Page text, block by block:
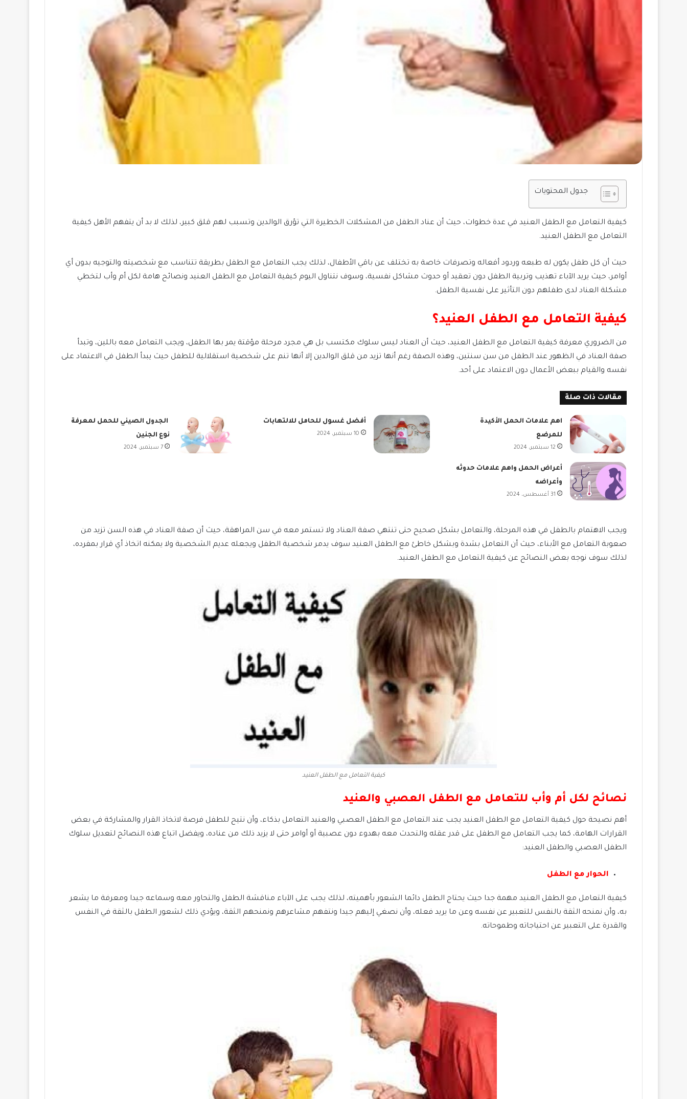
جدول المحتويات
كيفية التعامل مع الطفل العنيد في عدة خطوات، حيث أن عناد الطفل من المشكلات الخطيرة التي تؤرق الوالدين وتسبب لهم قلق كبير، لذلك لا بد أن يتفهم الأهل كيفية
التعامل مع الطفل العنيد.
حيث أن كل طفل يكون له طبعه وردود أفعاله وتصرفات خاصة به تختلف عن باقي الأطفال، لذلك يجب التعامل مع الطفل بطريقة تتناسب مع شخصيته والتوجيه بدون أي
أوامر، حيث يريد الآباء تهذيب وتربية الطفل دون تعقيد أو حدوث مشاكل نفسية، وسوف نتناول اليوم كيفية التعامل مع الطفل العنيد ونصائح هامة لكل أم وأب لتخطي
مشكلة العناد لدى طفلهم دون التأثير على نفسية الطفل.
كيفية التعامل مع الطفل العنيد؟
من الضروري معرفة كيفية التعامل مع الطفل العنيد، حيث أن العناد ليس سلوك مكتسب بل هي مجرد مرحلة مؤقتة يمر بها الطفل، ويجب التعامل معه باللين، وتبدأ
صفة العناد في الظهور عند الطفل من سن سنتين، وهذه الصفة رغم أنها تزيد من قلق الوالدين إلا أنها تنم على شخصية استقلالية للطفل حيث يبدأ الطفل في الاعتماد على
نفسه والقيام ببعض الأعمال دون الاعتماد على أحد.
مقالات ذات صلة
اهم علامات الحمل الأكيدة
للمرضع
12 سبتمبر، 2024
أفضل غسول للحامل للالتهابات
10 سبتمبر، 2024
الجدول الصيني للحمل لمعرفة
نوع الجنين
7 سبتمبر، 2024
أعراض الحمل واهم علامات حدوثه
وأعراضه
31 أغسطس، 2024
ويجب الاهتمام بالطفل في هذه المرحلة، والتعامل بشكل صحيح حتى تنتهي صفة العناد ولا تستمر معه في سن المراهقة، حيث أن صفة العناد في هذه السن تزيد من
صعوبة التعامل مع الأبناء، حيث أن التعامل بشدة وبشكل خاطئ مع الطفل العنيد سوف يدمر شخصية الطفل ويجعله عديم الشخصية ولا يمكنه اتخاذ أي قرار بمفرده،
لذلك سوف نوجه بعض النصائح عن كيفية التعامل مع الطفل العنيد.
كيفية التعامل مع الطفل العنيد
نصائح لكل أم وأب للتعامل مع الطفل العصبي والعنيد
أهم نصيحة حول كيفية التعامل مع الطفل العنيد يجب عند التعامل مع الطفل العصبي والعنيد التعامل بذكاء، وأن نتيح للطفل فرصة لاتخاذ القرار والمشاركة في بعض
القرارات الهامة، كما يجب التعامل مع الطفل على قدر عقله والتحدث معه بهدوء دون عصبية أو أوامر حتى لا يزيد ذلك من عناده، ويفضل اتباع هذه النصائح لتعديل سلوك
الطفل العصبي والطفل العنيد:
الحوار مع الطفل
كيفية التعامل مع الطفل العنيد مهمة جدا حيث يحتاج الطفل دائما الشعور بأهميته، لذلك يجب على الآباء مناقشة الطفل والتحاور معه وسماعه جيدا ومعرفة ما يشعر
به، وأن نمنحه الثقة بالنفس للتعبير عن نفسه وعن ما يريد فعله، وأن نصغي إليهم جيدا ونتفهم مشاعرهم ونمنحهم الثقة، ويؤدي ذلك لشعور الطفل بالثقة في النفس
والقدرة على التعبير عن احتياجاته وطموحاته.